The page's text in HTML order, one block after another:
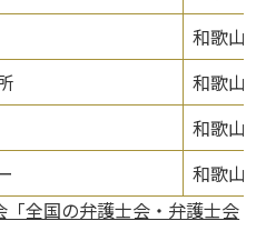
和歌山
和歌山
和歌山
和歌山
「全国の弁護士会・弁護士会